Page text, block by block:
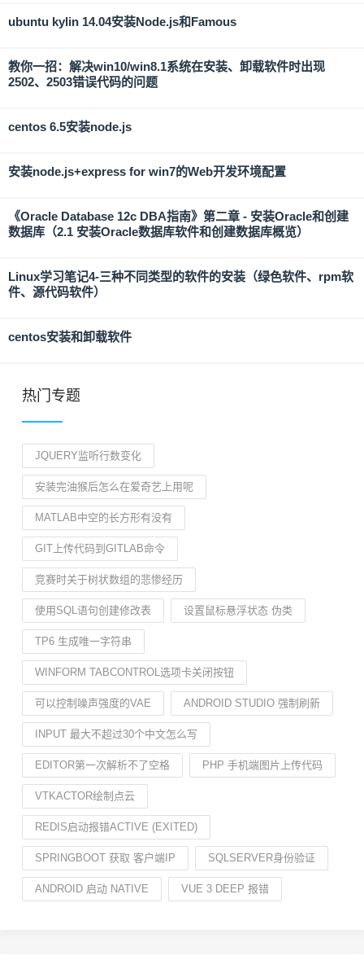
ubuntu kylin 14.04安装Node.js和Famous
教你一招：解决win10/win8.1系统在安装、卸载软件时出现
2502、2503错误代码的问题
centos 6.5安装node.js
安装node.js+express for win7的Web开发环境配置
《Oracle Database 12c DBA指南》第二章 - 安装Oracle和创建
数据库（2.1 安装Oracle数据库软件和创建数据库概览）
Linux学习笔记4-三种不同类型的软件的安装（绿色软件、rpm软
件、源代码软件）
centos安装和卸载软件
热门专题
JQUERY监听行数变化
安装完油猴后怎么在爱奇艺上用呢
MATLAB中空的长方形有没有
GIT上传代码到GITLAB命令
竞赛时关于树状数组的悲惨经历
使用SQL语句创建修改表 设置鼠标悬浮状态 伪类
TP6 生成唯一字符串
WINFORM TABCONTROL选项卡关闭按钮
可以控制噪声强度的VAE ANDROID STUDIO 强制刷新
INPUT 最大不超过30个中文怎么写
EDITOR第一次解析不了空格 PHP 手机端图片上传代码
VTKACTOR绘制点云
REDIS启动报错ACTIVE (EXITED)
SPRINGBOOT 获取 客户端IP SQLSERVER身份验证
ANDROID 启动 NATIVE VUE 3 DEEP 报错